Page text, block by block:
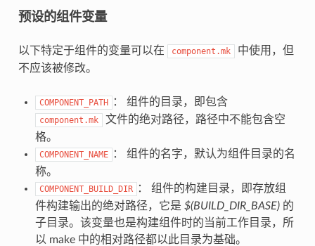
预设的组件变量
以下特定于组件的变量可以在 component.mk
中使用，但
不应该被修改。
COMPONENT_PATH ： 组件的目录，即包含
component.mk
文件的绝对路径，路径中不能包含空
格。
COMPONENT_NAME
： 组件的名字，默认为组件目录的名
称。
COMPONENT_BUILD_DIR
： 组件的构建目录，即存放组
件构建输出的绝对路径，它是 $(BUILD_DIR_BASE)的
子目录。该变量也是构建组件时的当前工作目录，所
以 make 中的相对路径都以此目录为基础。